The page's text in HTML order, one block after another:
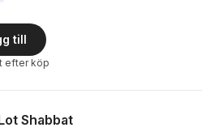
till
efter köp
Shabbat